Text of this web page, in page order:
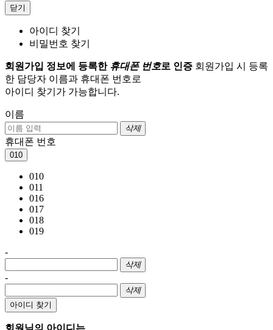
닫기
아이디 찾기
비밀번호 찾기
회원가입 정보에 등록한 휴대폰 번호로 인증 회원가입 시 등록
한 담당자 이름과 휴대폰 번호로
아이디 찾기가 가능합니다.
이름
삭제
휴대폰 번호
010
010
011
016
017
018
019
-
삭제
-
삭제
아이디 찾기
회원님의 아이디는